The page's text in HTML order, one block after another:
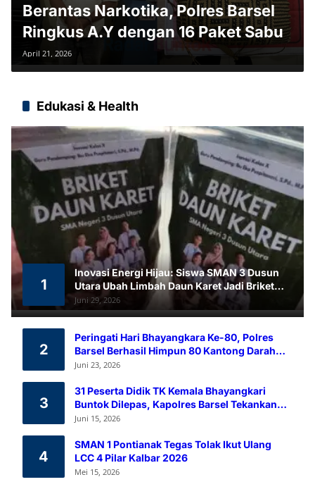
Berantas Narkotika, Polres Barsel
Ringkus A.Y dengan 16 Paket Sabu
April 21, 2026
Edukasi & Health
1
Inovasi Energi Hijau: Siswa SMAN 3 Dusun
Utara Ubah Limbah Daun Karet Jadi Briket
Ramah Lingkungan
Juni 29, 2026
2
Peringati Hari Bhayangkara Ke-80, Polres
Barsel Berhasil Himpun 80 Kantong Darah
Melalui Aksi Donor Darah
Juni 23, 2026
3
31 Peserta Didik TK Kemala Bhayangkari
Buntok Dilepas, Kapolres Barsel Tekankan
Pendidikan Karakter
Juni 15, 2026
4
SMAN 1 Pontianak Tegas Tolak Ikut Ulang
LCC 4 Pilar Kalbar 2026
Mei 15, 2026